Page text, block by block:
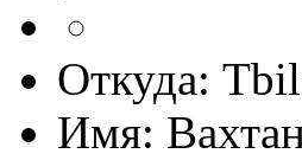
Откуда:
Имя: